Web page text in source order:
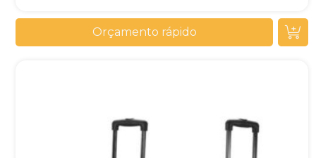
Orçamento rápido